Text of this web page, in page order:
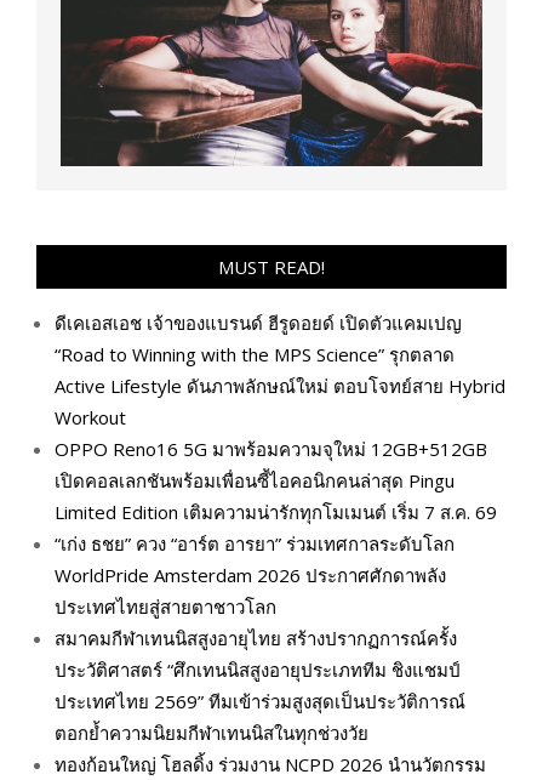
MUST READ!
ดีเคเอสเอช เจ้าของแบรนด์ ฮีรูดอยด์ เปิดตัวแคมเปญ
“Road to Winning with the MPS Science” รุกตลาด
Active Lifestyle ดันภาพลักษณ์ใหม่ ตอบโจทย์สาย Hybrid
Workout
OPPO Reno16 5G มาพร้อมความจุใหม่ 12GB+512GB
เปิดคอลเลกชันพร้อมเพื่อนซี้ไอคอนิกคนล่าสุด Pingu
Limited Edition เติมความน่ารักทุกโมเมนต์ เริ่ม 7 ส.ค. 69
“เก่ง ธชย” ควง “อาร์ต อารยา” ร่วมเทศกาลระดับโลก
WorldPride Amsterdam 2026 ประกาศศักดาพลัง
ประเทศไทยสู่สายตาชาวโลก
สมาคมกีฬาเทนนิสสูงอายุไทย สร้างปรากฏการณ์ครั้ง
ประวัติศาสตร์ “ศึกเทนนิสสูงอายุประเภททีม ชิงแชมป์
ประเทศไทย 2569” ทีมเข้าร่วมสูงสุดเป็นประวัติการณ์
ตอกย้ำความนิยมกีฬาเทนนิสในทุกช่วงวัย
ทองก้อนใหญ่ โฮลดิ้ง ร่วมงาน NCPD 2026 นำนวัตกรรม